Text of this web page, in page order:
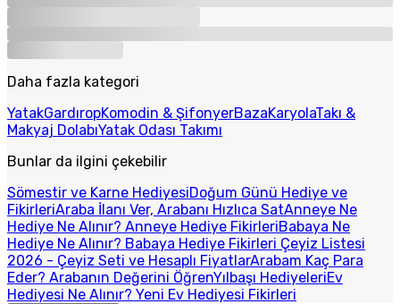
Daha fazla kategori
YatakGardıropKomodin & ŞifonyerBazaKaryolaTakı &
Makyaj DolabıYatak Odası Takımı
Bunlar da ilgini çekebilir
Sömestir ve Karne HediyesiDoğum Günü Hediye ve
FikirleriAraba İlanı Ver, Arabanı Hızlıca SatAnneye Ne
Hediye Ne Alınır? Anneye Hediye FikirleriBabaya Ne
Hediye Ne Alınır? Babaya Hediye Fikirleri Çeyiz Listesi
2026 - Çeyiz Seti ve Hesaplı FiyatlarArabam Kaç Para
Eder? Arabanın Değerini ÖğrenYılbaşı HediyeleriEv
Hediyesi Ne Alınır? Yeni Ev Hediyesi Fikirleri